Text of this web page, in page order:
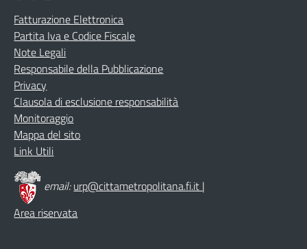
Fatturazione Elettronica
Partita Iva e Codice Fiscale
Note Legali
Responsabile della Pubblicazione
Privacy
Clausola di esclusione responsabilità
Monitoraggio
Mappa del sito
Link Utili
email:urp@cittametropolitana.fi.it |
Area riservata